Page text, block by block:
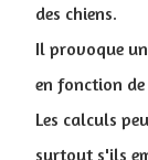
des chiens.
Il provoque
en fonction
Les calculs
surtout s'ils